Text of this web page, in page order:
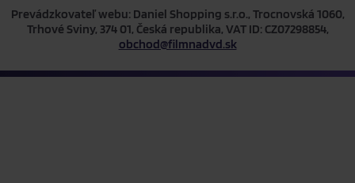
Prevádzkovateľ webu: Daniel Shopping s.r.o., Trocnovská 1060,
Trhové Sviny, 374 01, Česká republika, VAT ID: CZ07298854,
obchod@filmnadvd.sk